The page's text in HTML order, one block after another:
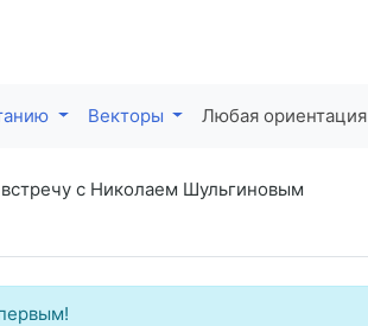
Векторы Любая ориентация
с Николаем Шульгиновым